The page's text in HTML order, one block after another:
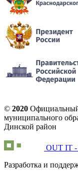
© 2020
муниципального
Динской район
OUT IT -
Разработка и